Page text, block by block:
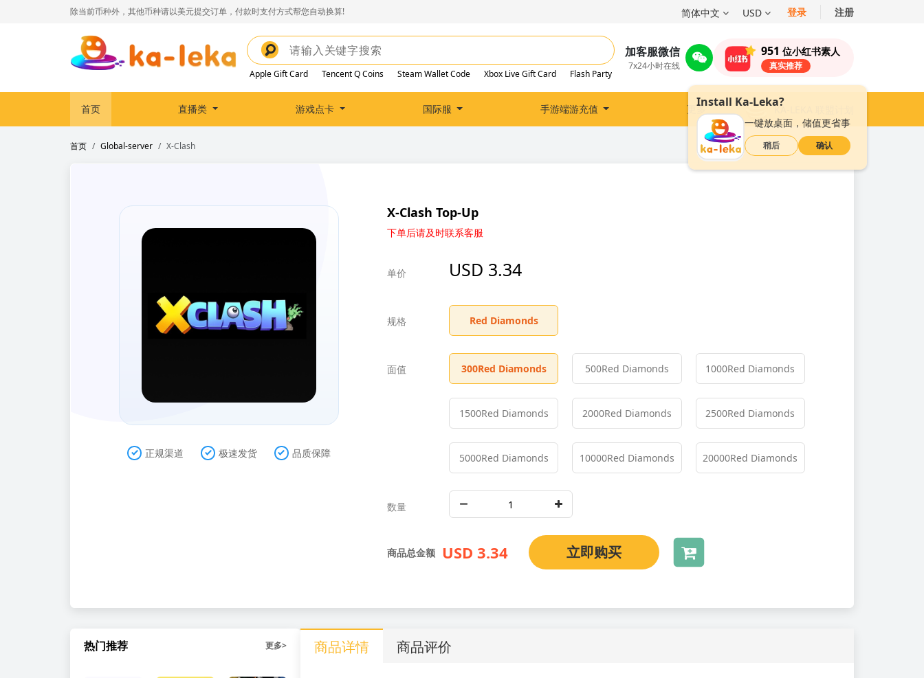
除当前币种外，其他币种请以美元提交订单，付款时支付方式帮您自动换算! 简体中文 USD 登录 注册
Apple Gift Card Tencent Q Coins Steam Wallet Code Xbox Live Gift Card Flash Party
加客服微信
7x24小时在线
Install Ka-Leka?
一键放桌面，储值更省事
稍后 确认
951 位小红书素人
真实推荐
首页 直播类 游戏点卡 国际服 手游端游充值 更多 KA-LEKA 联盟计划
首页 Global-server X-Clash
正规渠道 极速发货 品质保障
X-Clash Top-Up
下单后请及时联系客服
单价 USD 3.34
规格 Red Diamonds
面值 300Red Diamonds 500Red Diamonds 1000Red Diamonds
1500Red Diamonds 2000Red Diamonds 2500Red Diamonds
5000Red Diamonds 10000Red Diamonds 20000Red Diamonds
数量
商品总金额 USD 3.34 立即购买
热门推荐 更多> 商品详情 商品评价